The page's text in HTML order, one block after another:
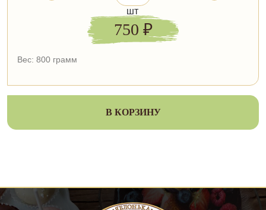
шт
750 ₽
Вес: 800 грамм
В КОРЗИНУ